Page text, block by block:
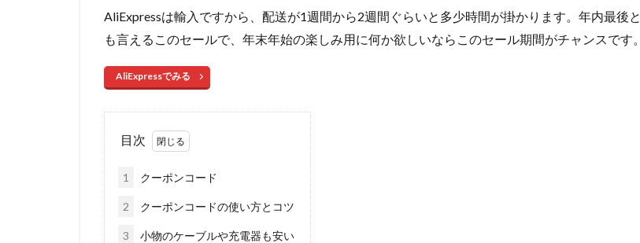
AliExpressは輸入ですから、配送が1週間から2週間ぐらいと多少時間が掛かります。年内最後と
も言えるこのセールで、年末年始の楽しみ用に何か欲しいならこのセール期間がチャンスです。
AliExpressでみる
目次
1 クーポンコード
2 クーポンコードの使い方とコツ
3 小物のケーブルや充電器も安い